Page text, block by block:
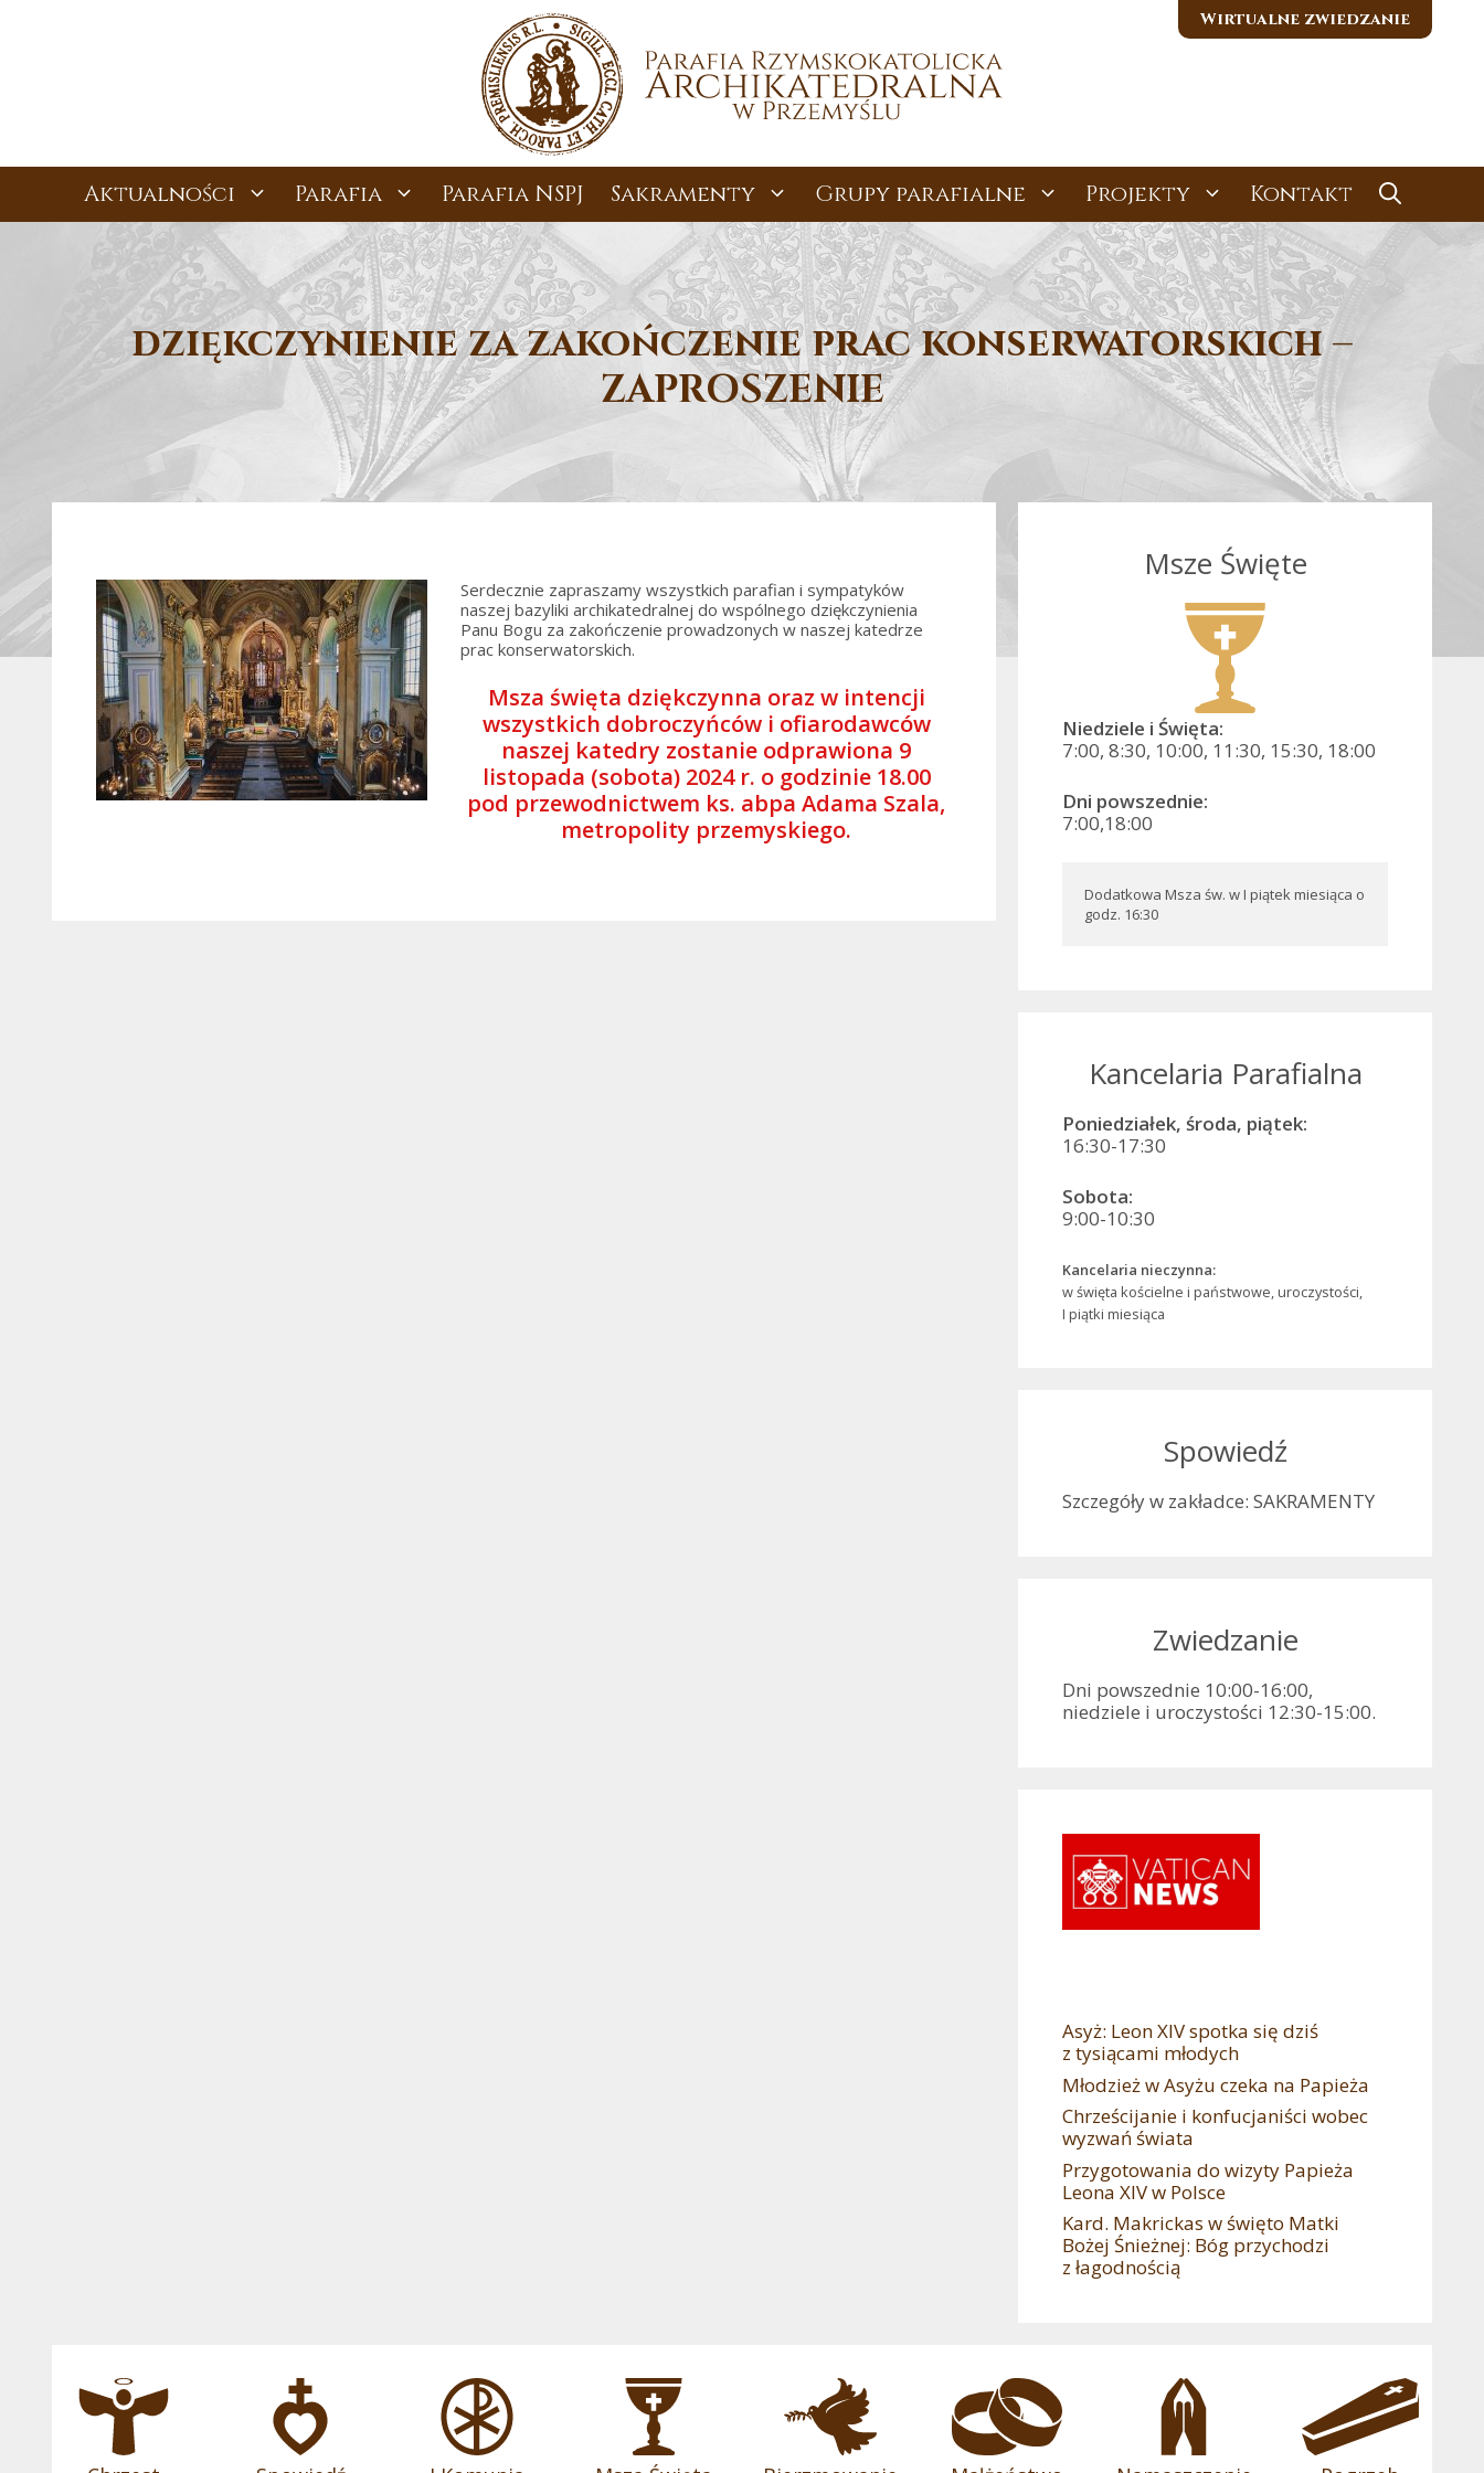
Wirtualne zwiedzanie
Aktualności Parafia Parafia NSPJ Sakramenty Grupy parafialne Projekty Kontakt
dziękczynienie za zakończenie prac konserwatorskich –
ZAPROSZENIE
Serdecznie zapraszamy wszystkich parafian i sympatyków
naszej bazyliki archikatedralnej do wspólnego dziękczynienia
Panu Bogu za zakończenie prowadzonych w naszej katedrze
prac konserwatorskich.
Msza święta dziękczynna oraz w intencji
wszystkich dobroczyńców i ofiarodawców
naszej katedry zostanie odprawiona 9
listopada (sobota) 2024 r. o godzinie 18.00
pod przewodnictwem ks. abpa Adama Szala,
metropolity przemyskiego.
Msze Święte
Niedziele i Święta:
7:00, 8:30, 10:00, 11:30, 15:30, 18:00
Dni powszednie:
7:00,18:00
Dodatkowa Msza św. w I piątek miesiąca o
godz. 16:30
Kancelaria Parafialna
Poniedziałek, środa, piątek:
16:30-17:30
Sobota:
9:00-10:30
Kancelaria nieczynna:
w święta kościelne i państwowe, uroczystości,
I piątki miesiąca
Spowiedź
Szczegóły w zakładce: SAKRAMENTY
Zwiedzanie
Dni powszednie 10:00-16:00,
niedziele i uroczystości 12:30-15:00.
Asyż: Leon XIV spotka się dziś
z tysiącami młodych
Młodzież w Asyżu czeka na Papieża
Chrześcijanie i konfucjaniści wobec
wyzwań świata
Przygotowania do wizyty Papieża
Leona XIV w Polsce
Kard. Makrickas w święto Matki
Bożej Śnieżnej: Bóg przychodzi
z łagodnością